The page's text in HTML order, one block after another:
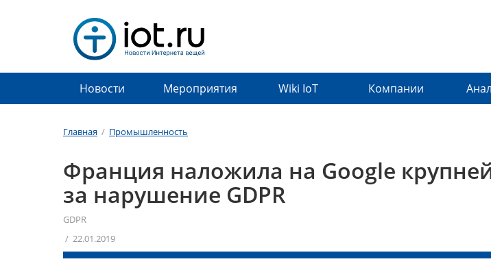
Новости Мероприятия Wiki IoT Компании
Главная / Промышленность
Франция наложила на Google
за нарушение GDPR
GDPR
/ 22.01.2019